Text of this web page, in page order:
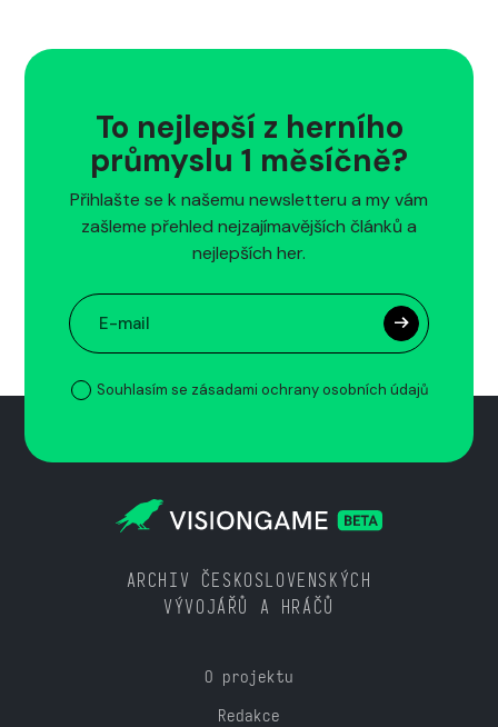
To nejlepší z herního
průmyslu 1 měsíčně?
Přihlašte se k našemu newsletteru a my vám
zašleme přehled nejzajímavějších článků a
nejlepších her.
Souhlasím se zásadami ochrany osobních údajů
ARCHIV ČESKOSLOVENSKÝCH
VÝVOJÁŘŮ A HRÁČŮ
O projektu
Redakce